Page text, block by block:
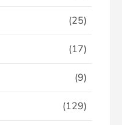
(25)
(17)
(9)
(129)